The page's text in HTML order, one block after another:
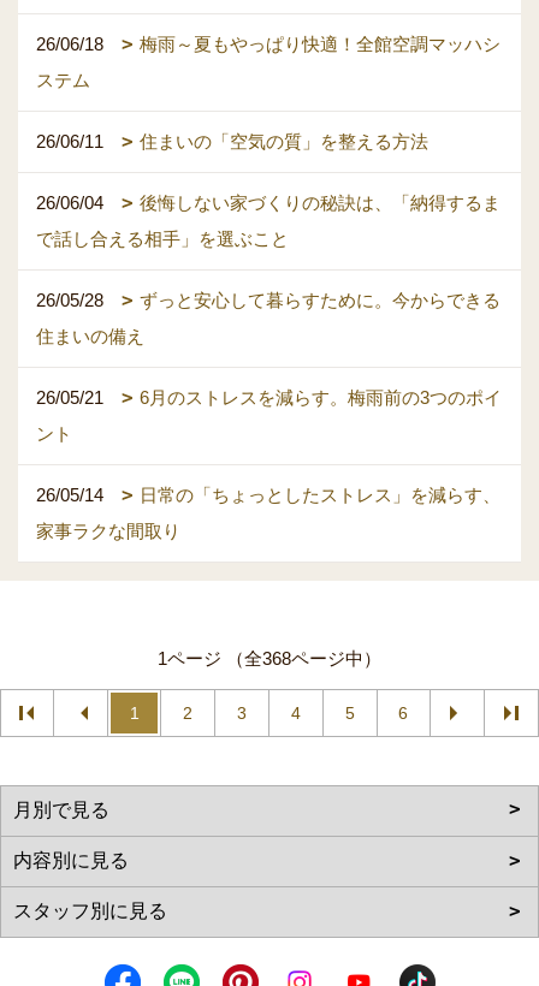
26/06/18
梅雨～夏もやっぱり快適！全館空調マッハシ
ステム
26/06/11 住まいの「空気の質」を整える方法
26/06/04
後悔しない家づくりの秘訣は、「納得するま
で話し合える相手」を選ぶこと
26/05/28
ずっと安心して暮らすために。今からできる
住まいの備え
26/05/21
6月のストレスを減らす。梅雨前の3つのポイ
ント
26/05/14
日常の「ちょっとしたストレス」を減らす、
家事ラクな間取り
1ページ （全368ページ中）
1 2 3 4 5 6